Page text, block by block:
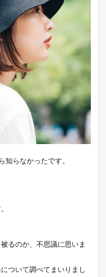
知らなかったです。
るのか、不思議に思いま
ついて調べてまいりまし